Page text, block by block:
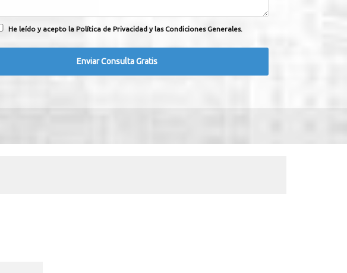
He leído y acepto la Política de Privacidad y las Condiciones Generales.